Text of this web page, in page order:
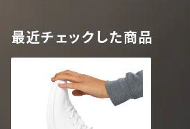
最近チェックした商品